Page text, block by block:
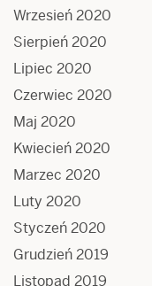
Wrzesień 2020
Sierpień 2020
Lipiec 2020
Czerwiec 2020
Maj 2020
Kwiecień 2020
Marzec 2020
Luty 2020
Styczeń 2020
Grudzień 2019
Listopad 2019